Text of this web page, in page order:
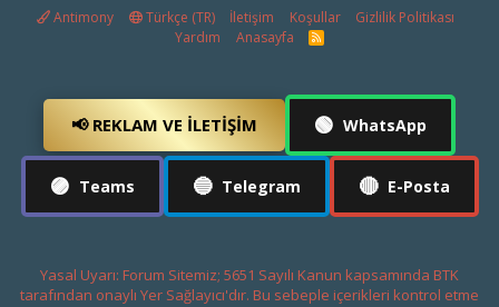
Antimony Türkçe (TR) İletişim Koşullar
Gizlilik Politikası
Yardım
Anasayfa
R
S
📢 REKLAM VE İLETIŞIM 🟢 WhatsApp
🟣 Teams 🔵 Telegram 🔴 E-Posta
Yasal Uyarı: Forum Sitemiz; 5651 Sayılı Kanun kapsamında BTK
tarafından onaylı Yer Sağlayıcı'dır. Bu sebeple içerikleri kontrol etme